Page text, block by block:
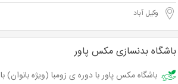
وکیل آباد
باشگاه بدنسازی مکس پاور
باشگاه مکس پاور با دوره ی زومبا (ویژه بانوان) با 72 % تخفیف و پرداخت تنها 33,600 تومان بجای 120,000 تومان